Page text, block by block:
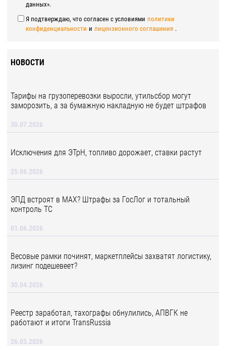
данных».
Я подтверждаю, что согласен с условиями политики
конфиденциальности и лицензионного соглашения .
НОВОСТИ
Тарифы на грузоперевозки выросли, утильсбор могут
заморозить, а за бумажную накладную не будет штрафов
30.07.2026
Исключения для ЭТрН, топливо дорожает, ставки растут
25.06.2026
ЭПД встроят в MAX? Штрафы за ГосЛог и тотальный
контроль ТС
01.06.2026
Весовые рамки починят, маркетплейсы захватят логистику,
лизинг подешевеет?
30.04.2026
Реестр заработал, тахографы обнулились, АПВГК не
работают и итоги TransRussia
26.03.2026